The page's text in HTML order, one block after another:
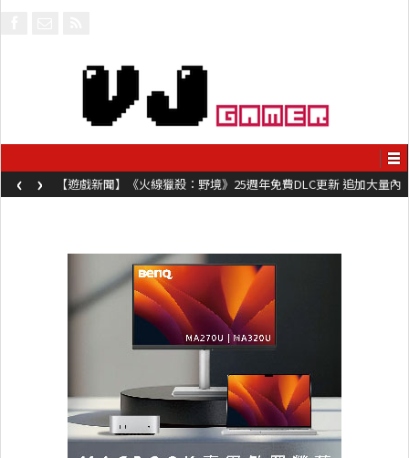
【遊戲新聞】《火線獵殺：野境》25週年免費DLC更新 追加大量內
容同時系舊作限時超平價折扣
‹ ›